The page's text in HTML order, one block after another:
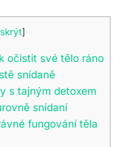
skrýt]
očistit své tělo ráno
snídaně
s tajným detoxem
snídaní
fungování těla